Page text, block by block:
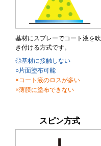
基材にスプレーでコート液を吹
き付ける方式です。
◎基材に接触しない
○片面塗布可能
×コート液のロスが多い
×薄膜に塗布できない
スピン方式